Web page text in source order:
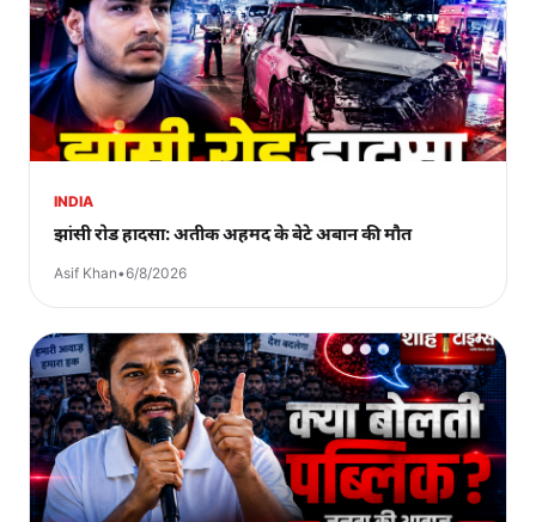
INDIA
झांसी रोड हादसा: अतीक अहमद के बेटे अबान की मौत
Asif Khan•6/8/2026